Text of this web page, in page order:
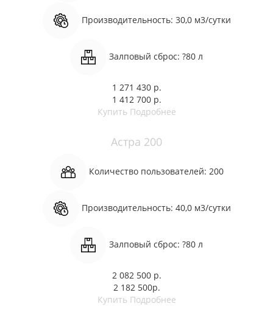
Производительность: 30,0 м3/сутки
Залповый сброс: ?80 л
1 271 430 р.
1 412 700 р.
Купить Подробнее
Астра 200
Количество пользователей: 200
Производительность: 40,0 м3/сутки
Залповый сброс: ?80 л
2 082 500 р.
2 182 500р.
Купить Подробнее